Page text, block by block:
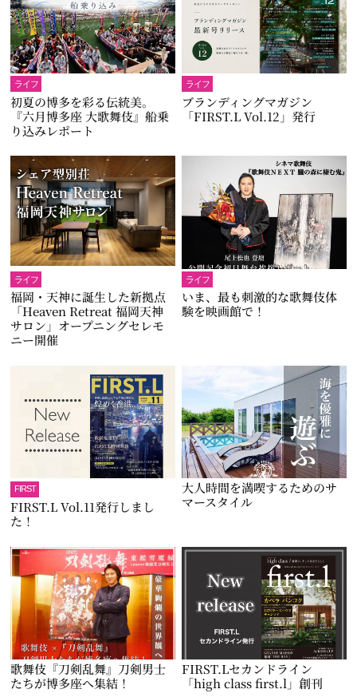
ライフ
初夏の博多を彩る伝統美。
『六月博多座 大歌舞伎』船乗
り込みレポート
ライフ
ブランディングマガジン
「FIRST.L Vol.12」発行
ライフ
福岡・天神に誕生した新拠点
「Heaven Retreat 福岡天神
サロン」オープニングセレモ
ニー開催
ライフ
いま、最も刺激的な歌舞伎体
験を映画館で！
FIRST
FIRST.L Vol.11発行しまし
た！
大人時間を満喫するためのサ
マースタイル
歌舞伎『刀剣乱舞』刀剣男士
たちが博多座へ集結！
FIRST.Lセカンドライン
「high class first.l」創刊